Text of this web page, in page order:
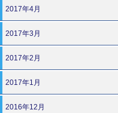
2017年4月
2017年3月
2017年2月
2017年1月
2016年12月